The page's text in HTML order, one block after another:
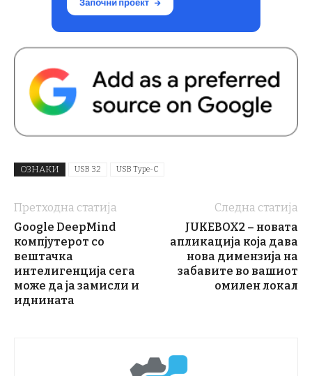
ОЗНАКИ USB 3.2 USB Type-C
Претходна статија
Google DeepMind
компјутерот со
вештачка
интелигенција сега
може да ја замисли и
иднината
Следна статија
JUKEBOX2 – новата
апликација која дава
нова димензија на
забавите во вашиот
омилен локал